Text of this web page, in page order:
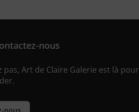
nous
pas, Art de Claire Galerie est là pour